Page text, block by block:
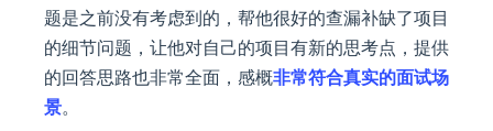
题是之前没有考虑到的，帮他很好的查漏补缺了项目
的细节问题，让他对自己的项目有新的思考点，提供
的回答思路也非常全面，感概非常符合真实的面试场
景。